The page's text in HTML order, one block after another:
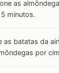
as
minutos.
as batatas da
por